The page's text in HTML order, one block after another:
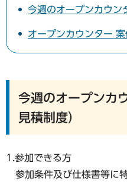
今週のオープンカウン
オープンカウンター
今週のオープンカ
見積制度）
1.参加できる方
参加条件及び仕様書等に